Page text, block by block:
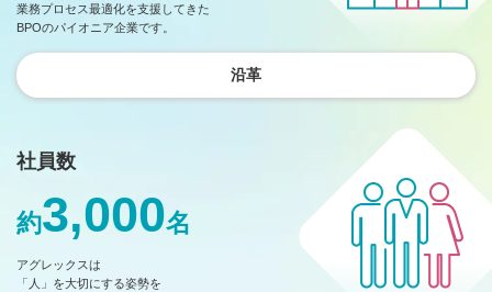
業務プロセス最適化を支援してきた
BPOのパイオニア企業です。
沿革
社員数
約3,000名
アグレックスは
「人」を大切にする姿勢を